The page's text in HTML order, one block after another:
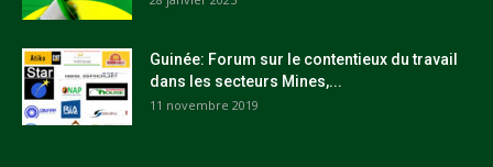
Guinée: Forum sur le contentieux du travail
dans les secteurs Mines,...
11 novembre 2019